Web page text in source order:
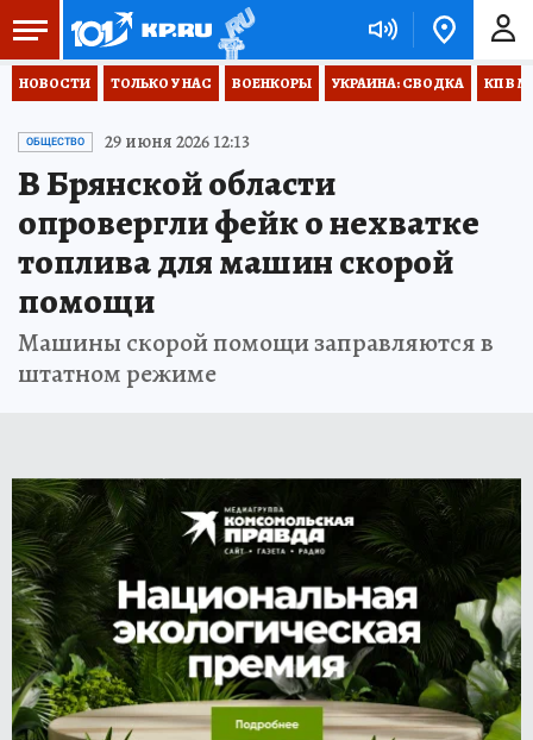
НОВОСТИ ТОЛЬКО У НАС ВОЕНКОРЫ УКРАИНА: СВОДКА КП В
ОБЩЕСТВО 29 июня 2026 12:13
В Брянской области
опровергли фейк о нехватке
топлива для машин скорой
помощи
Машины скорой помощи заправляются в
штатном режиме